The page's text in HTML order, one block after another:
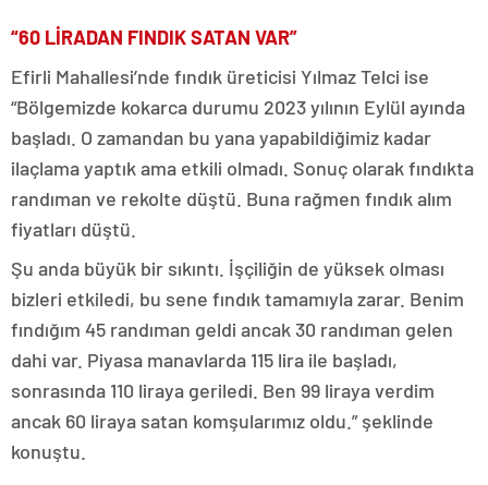
“60 LİRADAN FINDIK SATAN VAR”
Efirli Mahallesi’nde fındık üreticisi Yılmaz Telci ise
“Bölgemizde kokarca durumu 2023 yılının Eylül ayında
başladı. O zamandan bu yana yapabildiğimiz kadar
ilaçlama yaptık ama etkili olmadı. Sonuç olarak fındıkta
randıman ve rekolte düştü. Buna rağmen fındık alım
fiyatları düştü.
Şu anda büyük bir sıkıntı. İşçiliğin de yüksek olması
bizleri etkiledi, bu sene fındık tamamıyla zarar. Benim
fındığım 45 randıman geldi ancak 30 randıman gelen
dahi var. Piyasa manavlarda 115 lira ile başladı,
sonrasında 110 liraya geriledi. Ben 99 liraya verdim
ancak 60 liraya satan komşularımız oldu.” şeklinde
konuştu.